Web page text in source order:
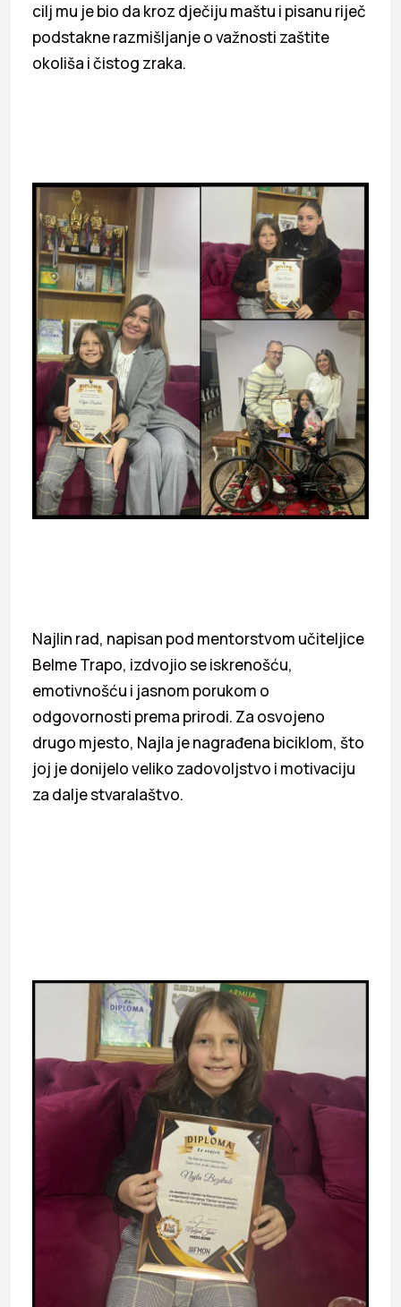
cilj mu je bio da kroz dječiju maštu i pisanu riječ
podstakne razmišljanje o važnosti zaštite
okoliša i čistog zraka.
Najlin rad, napisan pod mentorstvom učiteljice
Belme Trapo, izdvojio se iskrenošću,
emotivnošću i jasnom porukom o
odgovornosti prema prirodi. Za osvojeno
drugo mjesto, Najla je nagrađena biciklom, što
joj je donijelo veliko zadovoljstvo i motivaciju
za dalje stvaralaštvo.